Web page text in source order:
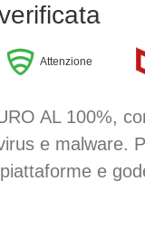
Attenzione
AL 100%,
e malware.
e